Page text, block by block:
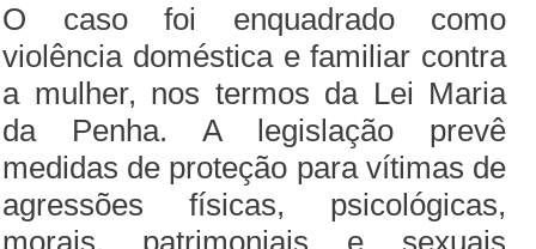
O caso foi enquadrado como
violência doméstica e familiar contra
a mulher, nos termos da Lei Maria
da Penha. A legislação prevê
medidas de proteção para vítimas de
agressões físicas, psicológicas,
morais, patrimoniais e sexuais